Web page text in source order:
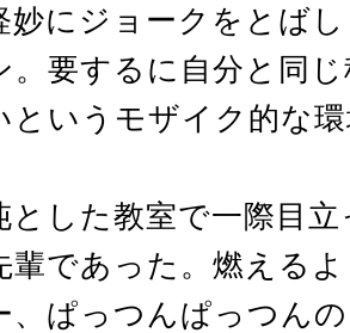
妙にジョークをとば
。要するに自分と同
というモザイク的な
とした教室で一際目
輩であった。燃える
、ぱっつんぱっつん